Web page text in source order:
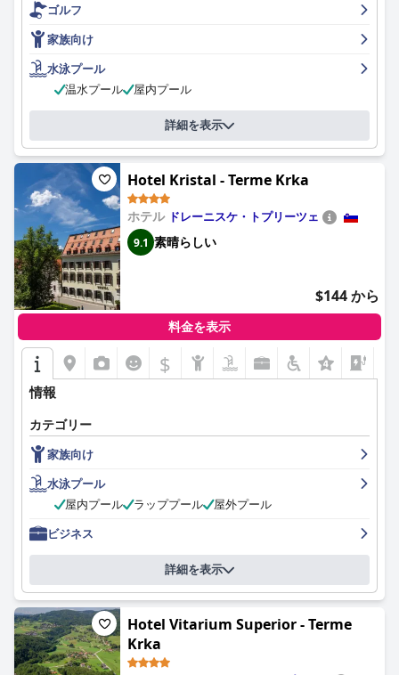
ゴルフ
家族向け
水泳プール
温水プール
屋内プール
詳細を表示
Hotel Kristal - Terme Krka
ホテル ドレーニスケ・トプリーツェ
9.1 素晴らしい
$144 から
料金を表示
$
情報
カテゴリー
家族向け
水泳プール
屋内プール
ラッププール
屋外プール
ビジネス
詳細を表示
Hotel Vitarium Superior - Terme
Krka